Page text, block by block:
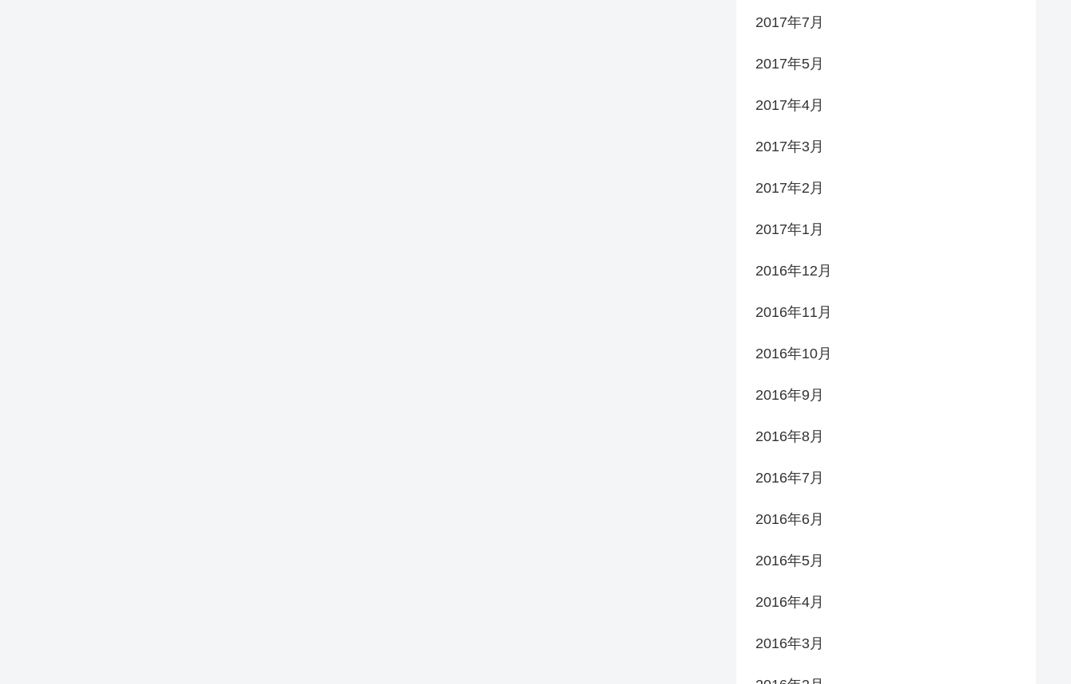
2017年7月
2017年5月
2017年4月
2017年3月
2017年2月
2017年1月
2016年12月
2016年11月
2016年10月
2016年9月
2016年8月
2016年7月
2016年6月
2016年5月
2016年4月
2016年3月